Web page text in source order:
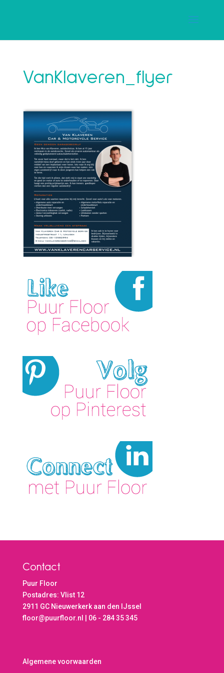
VanKlaveren_flyer
Contact
Puur Floor
Postadres: Vlist 12
2911 GC Nieuwerkerk aan den IJssel
floor@puurfloor.nl | 06 - 284 35 345
Algemene voorwaarden